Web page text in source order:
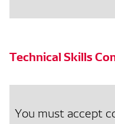
Technical Skills
You must accept